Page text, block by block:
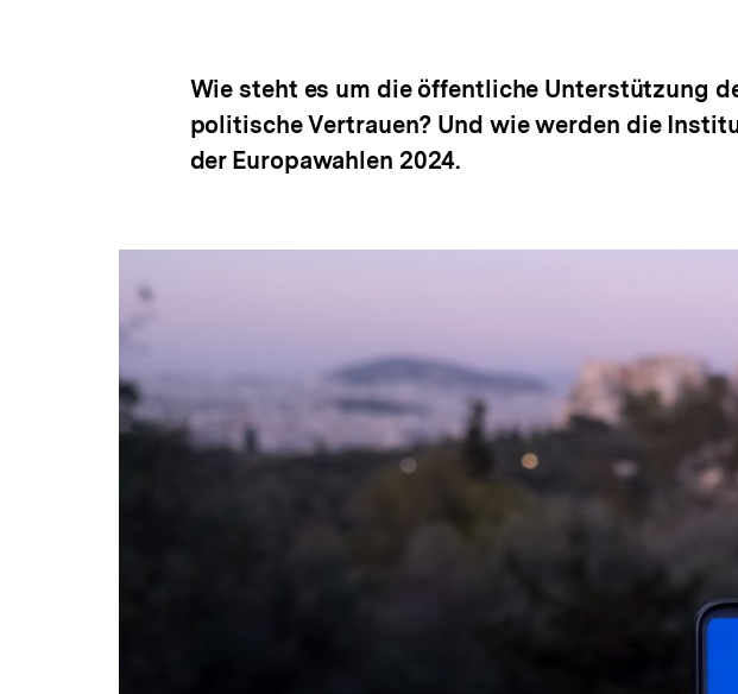
Wie steht es um die öffentliche Unterstützung
politische Vertrauen? Und wie werden die
der Europawahlen 2024.